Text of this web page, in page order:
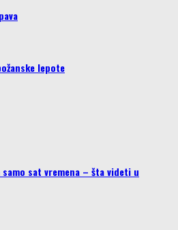
lepote
sat vremena – šta videti u